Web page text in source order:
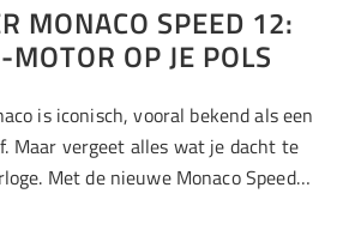
MONACO SPEED 12:
OP JE POLS
is iconisch, vooral bekend als een
Maar vergeet alles wat je dacht te
Met de nieuwe Monaco Speed…